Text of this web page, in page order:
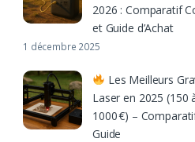
2026 : Comparatif
et Guide d’Achat
1 décembre 2025
Les Meilleurs
Laser en 2025 (150
1000 €) –
Guide